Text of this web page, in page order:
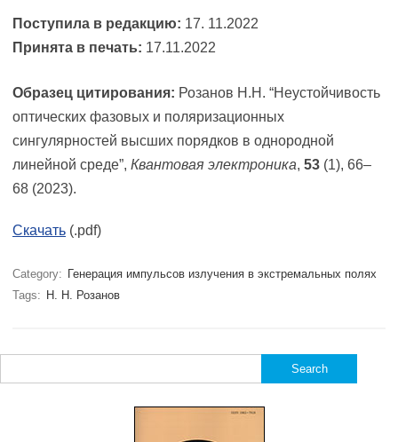
Поступила в редакцию: 17. 11.2022
Принята в печать: 17.11.2022
Образец цитирования: Розанов Н.Н. “Неустойчивость
оптических фазовых и поляризационных
сингулярностей высших порядков в однородной
линейной среде”, Квантовая электроника, 53 (1), 66–
68 (2023).
Скачать (.pdf)
Category: Генерация импульсов излучения в экстремальных полях
Tags: Н. Н. Розанов
for: